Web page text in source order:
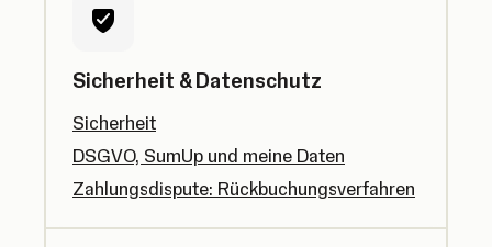
Sicherheit & Datenschutz
Sicherheit
DSGVO, SumUp und meine Daten
Zahlungsdispute: Rückbuchungsverfahren